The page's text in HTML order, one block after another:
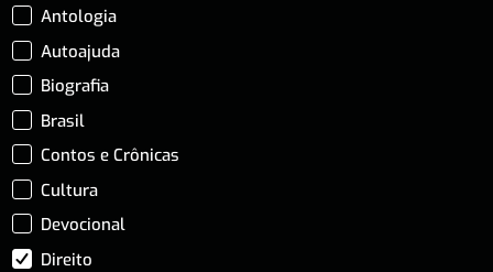
Antologia
Autoajuda
Biografia
Brasil
Contos e Crônicas
Cultura
Devocional
Direito